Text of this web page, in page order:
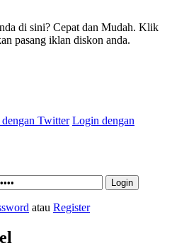
di sini? Cepat dan Mudah. Klik
pasang iklan diskon anda.
Twitter Login dengan
atau Register